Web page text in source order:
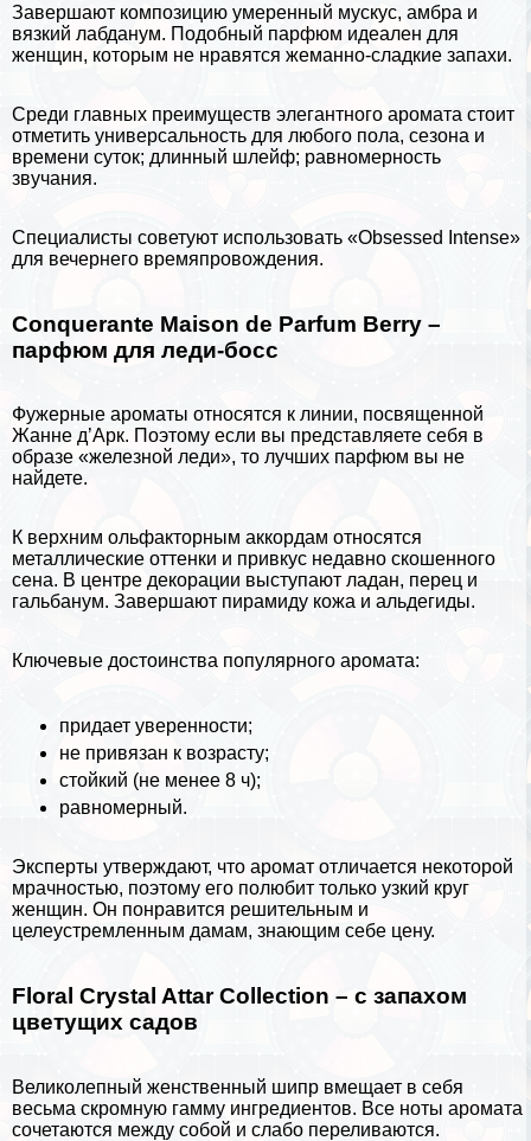
Завершают композицию умеренный мускус, амбра и
вязкий лабданум. Подобный парфюм идеален для
женщин, которым не нравятся жеманно-сладкие запахи.
Среди главных преимуществ элегантного аромата стоит
отметить универсальность для любого пола, сезона и
времени суток; длинный шлейф; равномерность
звучания.
Специалисты советуют использовать «Obsessed Intense»
для вечернего времяпровождения.
Conquerante Maison de Parfum Berry –
парфюм для леди-босс
Фужерные ароматы относятся к линии, посвященной
Жанне д’Арк. Поэтому если вы представляете себя в
образе «железной леди», то лучших парфюм вы не
найдете.
К верхним ольфакторным аккордам относятся
металлические оттенки и привкус недавно скошенного
сена. В центре декорации выступают ладан, перец и
гальбанум. Завершают пирамиду кожа и альдегиды.
Ключевые достоинства популярного аромата:
придает уверенности;
не привязан к возрасту;
стойкий (не менее 8 ч);
равномерный.
Эксперты утверждают, что аромат отличается некоторой
мрачностью, поэтому его полюбит только узкий круг
женщин. Он понравится решительным и
целеустремленным дамам, знающим себе цену.
Floral Crystal Attar Collection – с запахом
цветущих садов
Великолепный женственный шипр вмещает в себя
весьма скромную гамму ингредиентов. Все ноты аромата
сочетаются между собой и слабо переливаются.